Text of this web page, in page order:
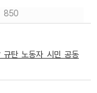
850
규탄 노동자 시민 공동